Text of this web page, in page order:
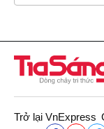
Trở lại VnExpress